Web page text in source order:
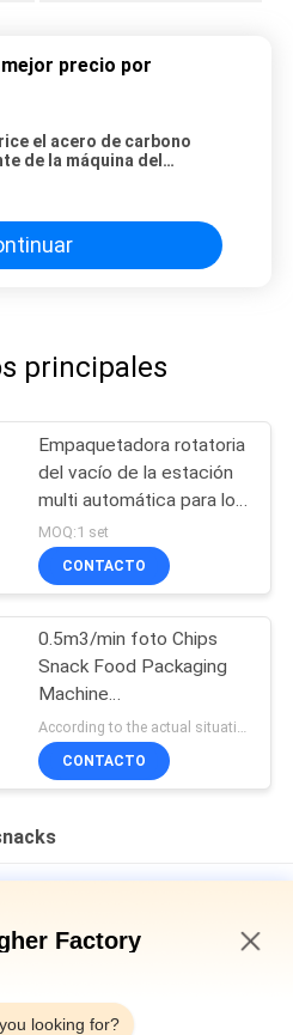
precio por
el acero de carbono
de la máquina del
principales
Empaquetadora rotatoria
del vacío de la estación
multi automática para los
snacks
MOQ:1 set
CONTACTO
0.5m3/min foto Chips
Snack Food Packaging
Machine
L1400*W1000*H1800mm
According to the actual situation MOQ:1 set
CONTACTO
de bocadillos de maíz y
Factory
looking for?